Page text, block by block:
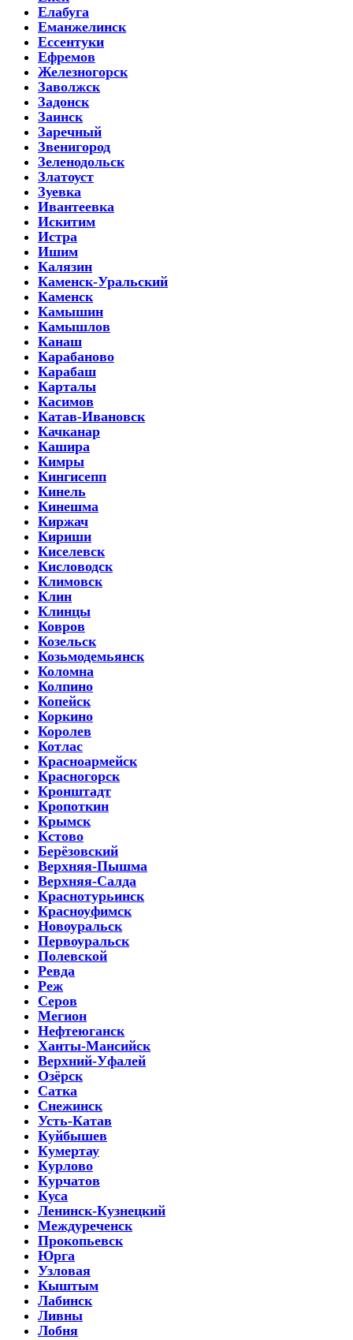
Елабуга
Еманжелинск
Ессентуки
Ефремов
Железногорск
Заволжск
Задонск
Заинск
Заречный
Звенигород
Зеленодольск
Златоуст
Зуевка
Ивантеевка
Искитим
Истра
Ишим
Калязин
Каменск-Уральский
Каменск
Камышин
Камышлов
Канаш
Карабаново
Карабаш
Карталы
Касимов
Катав-Ивановск
Качканар
Кашира
Кимры
Кингисепп
Кинель
Кинешма
Киржач
Кириши
Киселевск
Кисловодск
Климовск
Клин
Клинцы
Ковров
Козельск
Козьмодемьянск
Коломна
Колпино
Копейск
Коркино
Королев
Котлас
Красноармейск
Красногорск
Кронштадт
Кропоткин
Крымск
Кстово
Берёзовский
Верхняя-Пышма
Верхняя-Салда
Краснотурьинск
Красноуфимск
Новоуральск
Первоуральск
Полевской
Ревда
Реж
Серов
Мегион
Нефтеюганск
Ханты-Мансийск
Верхний-Уфалей
Озёрск
Сатка
Снежинск
Усть-Катав
Куйбышев
Кумертау
Курлово
Курчатов
Куса
Ленинск-Кузнецкий
Междуреченск
Прокопьевск
Юрга
Узловая
Кыштым
Лабинск
Ливны
Лобня